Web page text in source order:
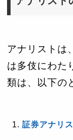
アナリストは
は多伎にわた
類は、以下の
証券アナリ